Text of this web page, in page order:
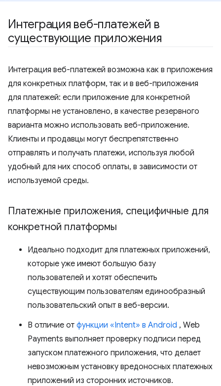
Интеграция веб-платежей в
существующие приложения
Интеграция веб-платежей возможна как в приложения
для конкретных платформ, так и в веб-приложения
для платежей: если приложение для конкретной
платформы не установлено, в качестве резервного
варианта можно использовать веб-приложение.
Клиенты и продавцы могут беспрепятственно
отправлять и получать платежи, используя любой
удобный для них способ оплаты, в зависимости от
используемой среды.
Платежные приложения, специфичные для
конкретной платформы
Идеально подходит для платежных приложений,
которые уже имеют большую базу
пользователей и хотят обеспечить
существующим пользователям единообразный
пользовательский опыт в веб-версии.
В отличие от функции «Intent» в Android , Web
Payments выполняет проверку подписи перед
запуском платежного приложения, что делает
невозможным установку вредоносных платежных
приложений из сторонних источников.